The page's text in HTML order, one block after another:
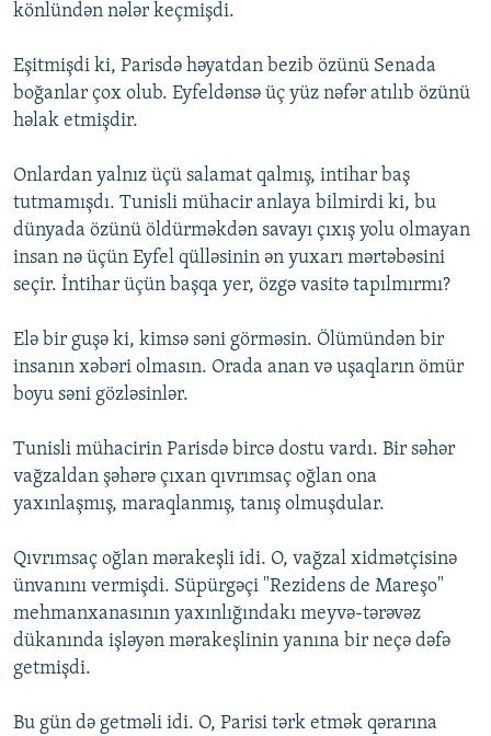
könlündən nələr keçmişdi.
Eşitmişdi ki, Parisdə həyatdan bezib özünü Senada
boğanlar çox olub. Eyfeldənsə üç yüz nəfər atılıb özünü
həlak etmişdir.
Onlardan yalnız üçü salamat qalmış, intihar baş
tutmamışdı. Tunisli mühacir anlaya bilmirdi ki, bu
dünyada özünü öldürməkdən savayı çıxış yolu olmayan
insan nə üçün Eyfel qülləsinin ən yuxarı mərtəbəsini
seçir. İntihar üçün başqa yer, özgə vasitə tapılmırmı?
Elə bir guşə ki, kimsə səni görməsin. Ölümündən bir
insanın xəbəri olmasın. Orada anan və uşaqların ömür
boyu səni gözləsinlər.
Tunisli mühacirin Parisdə bircə dostu vardı. Bir səhər
vağzaldan şəhərə çıxan qıvrımsaç oğlan ona
yaxınlaşmış, maraqlanmış, tanış olmuşdular.
Qıvrımsaç oğlan mərakeşli idi. O, vağzal xidmətçisinə
ünvanını vermişdi. Süpürgəçi "Rezidens de Mareşo"
mehmanxanasının yaxınlığındakı meyvə-tərəvəz
dükanında işləyən mərakeşlinin yanına bir neçə dəfə
getmişdi.
Bu gün də getməli idi. O, Parisi tərk etmək qərarına